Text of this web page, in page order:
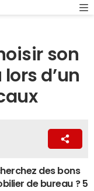
son
d’un
des bons
de bureau ? 5